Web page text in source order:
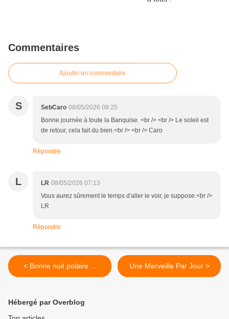
Commentaires
Ajouter un commentaire
S SebCaro 08/05/2026 08:25
Bonne journée à toute la Banquise. <br /> <br /> Le soleil est
de retour, cela fait du bien.<br /> <br /> Caro
Répondre
L LR 08/05/2026 07:13
Vous aurez sûrement le temps d'aller le voir, je suppose.<br />
LR
Répondre
< Bonne nuit polaire ... Une Merveille Par Jour >
Hébergé par Overblog